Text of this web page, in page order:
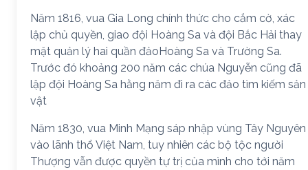
Năm 1816, vua Gia Long chính thức cho cắm cờ, xác
lập chủ quyền, giao đội Hoàng Sa và đội Bắc Hải thay
mặt quản lý hai quần đảoHoàng Sa và Trường Sa.
Trước đó khoảng 200 năm các chúa Nguyễn cũng đã
lập đội Hoàng Sa hằng năm đi ra các đảo tìm kiếm sản
vật
Năm 1830, vua Minh Mạng sáp nhập vùng Tây Nguyên
vào lãnh thổ Việt Nam, tuy nhiên các bộ tộc người
Thượng vẫn được quyền tự trị của mình cho tới năm